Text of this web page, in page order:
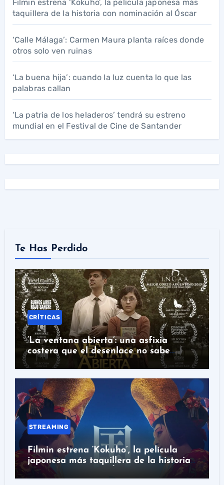
Filmin estrena ‘Kokuho’, la película japonesa más
taquillera de la historia con nominación al Óscar
‘Calle Málaga’: Carmen Maura planta raíces donde
otros solo ven ruinas
‘La buena hija’: cuando la luz cuenta lo que las
palabras callan
‘La patria de los heladeros’ tendrá su estreno
mundial en el Festival de Cine de Santander
Te Has Perdido
CRÍTICAS
‘La ventana abierta’: una asfixia
costera que el desenlace no sabe
rematar
STREAMING
Filmin estrena ‘Kokuho’, la película
japonesa más taquillera de la historia
con nominación al Óscar